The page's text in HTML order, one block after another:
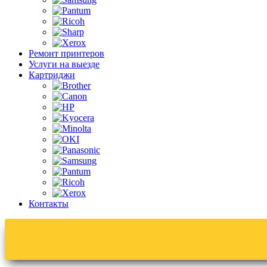
Ремонт принтеров
Услуги на выезде
Картриджи
Контакты